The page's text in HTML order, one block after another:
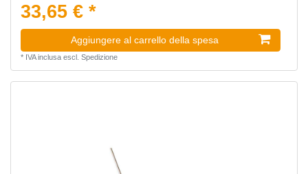
33,65 € *
Aggiungere al carrello della spesa
* IVA inclusaescl. Spedizione